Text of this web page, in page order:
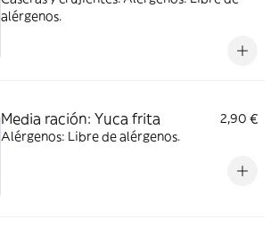
alérgenos.
Media ración: Yuca frita
2,90 €
Alérgenos: Libre de alérgenos.